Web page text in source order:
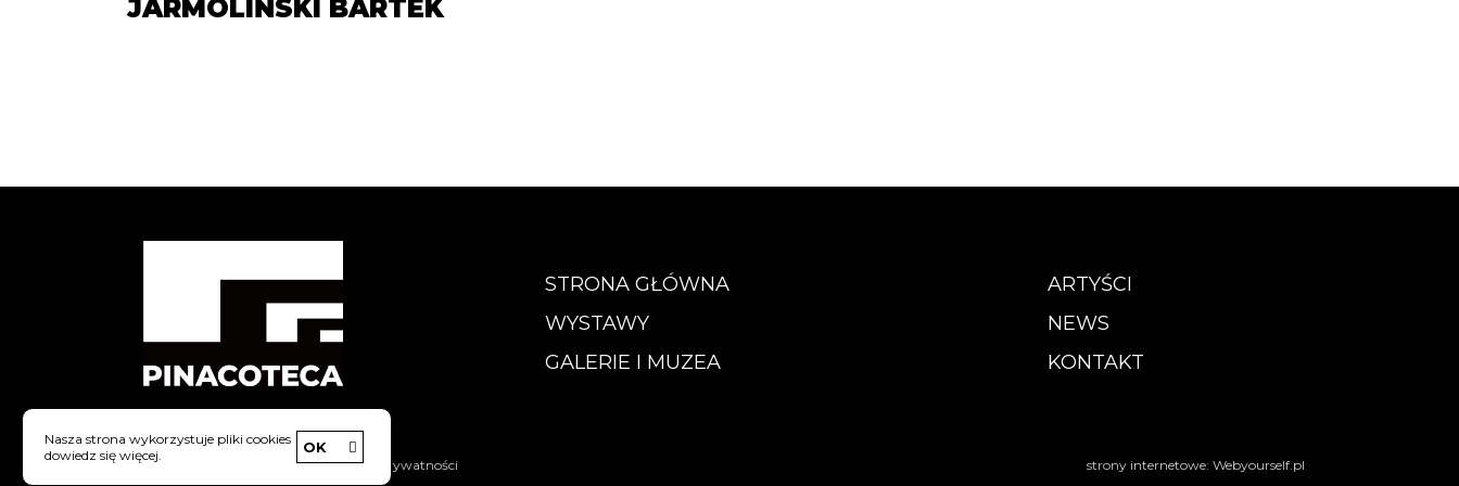
JARMOLIŃSKI BARTEK
STRONA GŁÓWNA
WYSTAWY
GALERIE I MUZEA
ARTYŚCI
NEWS
KONTAKT
Copyright © Pinacoteca | Polityka prywatności strony internetowe: Webyourself.pl
Nasza strona wykorzystuje pliki cookies
dowiedz się więcej.
OK